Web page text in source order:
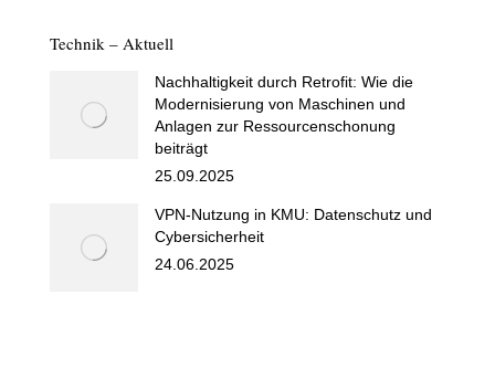
Technik – Aktuell
Nachhaltigkeit durch Retrofit: Wie die
Modernisierung von Maschinen und
Anlagen zur Ressourcenschonung
beiträgt
25.09.2025
VPN-Nutzung in KMU: Datenschutz und
Cybersicherheit
24.06.2025